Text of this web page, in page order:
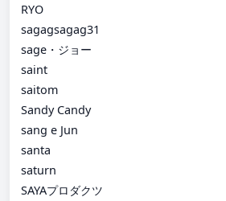
RYO
sagagsagag31
sage・ジョー
saint
saitom
Sandy Candy
sang e Jun
santa
saturn
SAYAプロダクツ